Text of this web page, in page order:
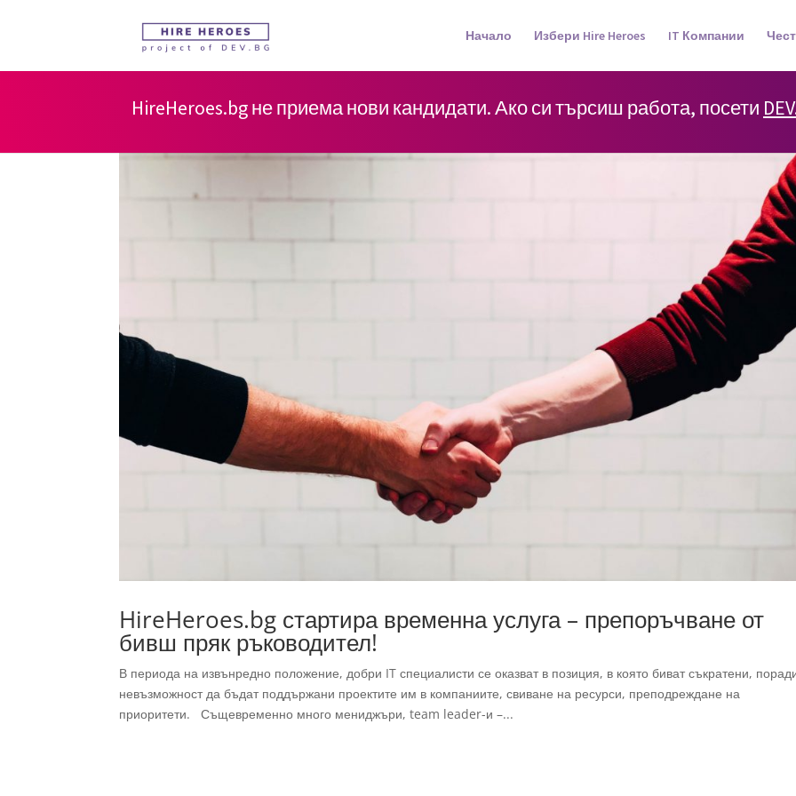
Начало Избери Hire Heroes IT Компании
HireHeroes.bg не приема нови кандидати. Ако си търсиш работа, посети
HireHeroes.bg стартира временна услуга – препоръчване от
бивш пряк ръководител!
В периода на извънредно положение, добри IT специалисти се оказват в позиция, в която биват съкратени,
невъзможност да бъдат поддържани проектите им в компаниите, свиване на ресурси, преподреждане на
приоритети. Същевременно много мениджъри, team leader-и –...